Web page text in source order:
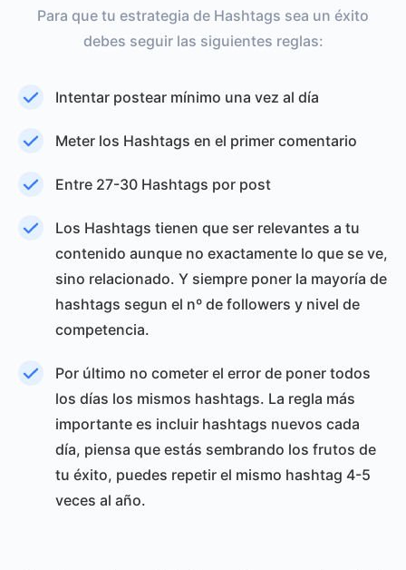
Para que tu estrategia de Hashtags sea un éxito
debes seguir las siguientes reglas:
Intentar postear mínimo una vez al día
Meter los Hashtags en el primer comentario
Entre 27-30 Hashtags por post
Los Hashtags tienen que ser relevantes a tu
contenido aunque no exactamente lo que se ve,
sino relacionado. Y siempre poner la mayoría de
hashtags segun el nº de followers y nivel de
competencia.
Por último no cometer el error de poner todos
los días los mismos hashtags. La regla más
importante es incluir hashtags nuevos cada
día, piensa que estás sembrando los frutos de
tu éxito, puedes repetir el mismo hashtag 4-5
veces al año.